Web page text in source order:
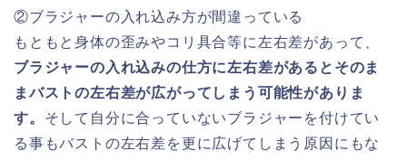
②ブラジャーの入れ込み方が間違っている
もともと身体の歪みやコリ具合等に左右差があって、
ブラジャーの入れ込みの仕方に左右差があるとそのま
まバストの左右差が広がってしまう可能性がありま
す。 そして自分に合っていないブラジャーを付けてい
る事もバストの左右差を更に広げてしまう原因にもな